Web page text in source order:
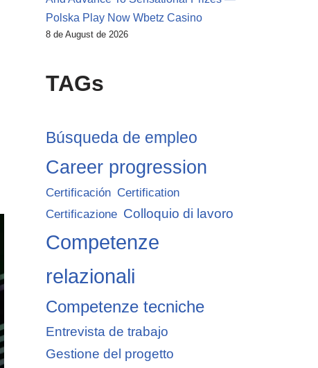
Polska Play Now Wbetz Casino
8 de August de 2026
TAGs
Búsqueda de empleo
Career progression
Certificación Certification
Certificazione Colloquio di lavoro
Competenze
relazionali
Competenze tecniche
Entrevista de trabajo
Gestione del progetto